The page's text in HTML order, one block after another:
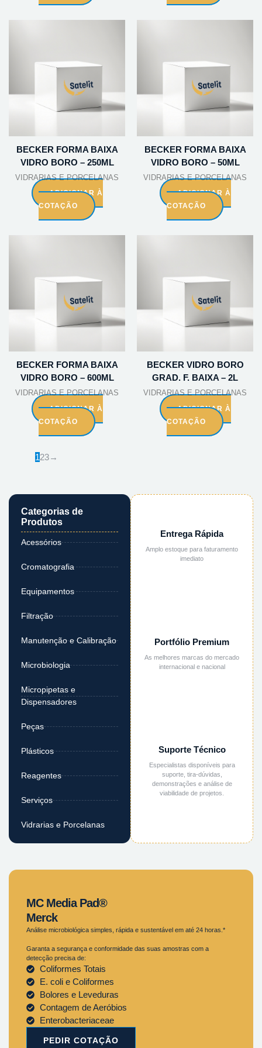
Categorias de
Produtos
Acessórios
Cromatografia
Equipamentos
Filtração
Manutenção e Calibração
Microbiologia
Micropipetas e
Dispensadores
Peças
Plásticos
Reagentes
Serviços
Vidrarias e Porcelanas
Entrega Rápida
Amplo estoque para faturamento
imediato
Portfólio Premium
As melhores marcas do mercado
internacional e nacional
Suporte Técnico
Especialistas disponíveis para
suporte, tira-dúvidas,
demonstrações e análise de
viabilidade de projetos.
BECKER FORMA BAIXA
VIDRO BORO – 250ML
VIDRARIAS E PORCELANAS
ADICIONAR À
COTAÇÃO
BECKER FORMA BAIXA
VIDRO BORO – 50ML
VIDRARIAS E PORCELANAS
ADICIONAR À
COTAÇÃO
BECKER FORMA BAIXA
VIDRO BORO – 600ML
VIDRARIAS E PORCELANAS
ADICIONAR À
COTAÇÃO
BECKER VIDRO BORO
GRAD. F. BAIXA – 2L
VIDRARIAS E PORCELANAS
ADICIONAR À
COTAÇÃO
123→
MC Media Pad®
Merck
Análise microbiológica simples, rápida e sustentável em até 24 horas.*
Garanta a segurança e conformidade das suas amostras com a
detecção precisa de:
Coliformes Totais
E. coli e Coliformes
Bolores e Leveduras
Contagem de Aeróbios
Enterobacteriaceae
PEDIR COTAÇÃO